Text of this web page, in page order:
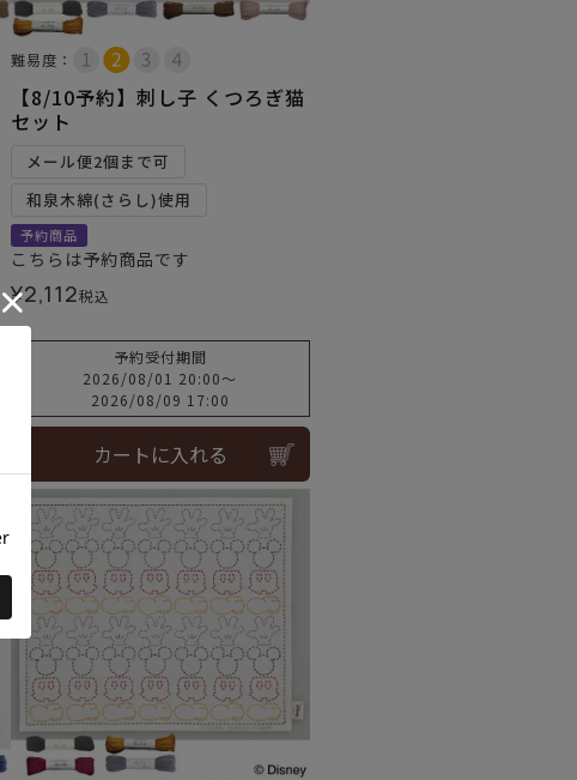
難易度：
【8/10予約】刺し子 くつろぎ猫
セット
メール便2個まで可
和泉木綿(さらし)使用
予約商品
こちらは予約商品です
¥2,112税込
予約受付期間
2026/08/01 20:00〜
2026/08/09 17:00
カートに入れる